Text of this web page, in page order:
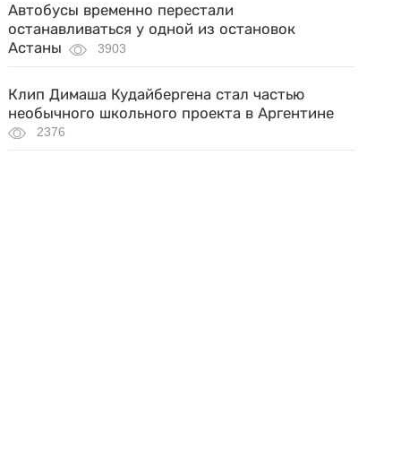
Автобусы временно перестали
останавливаться у одной из остановок
Астаны
3903
Клип Димаша Кудайбергена стал частью
необычного школьного проекта в Аргентине
2376